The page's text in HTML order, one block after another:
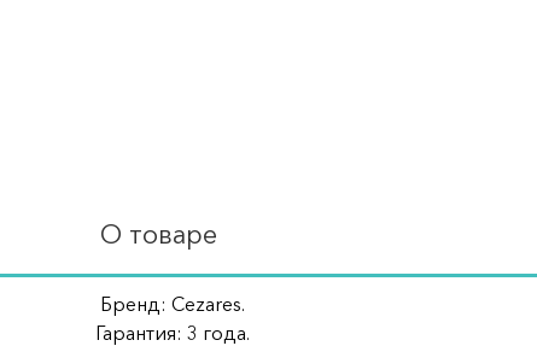
О товаре
Бренд: Cezares.
Гарантия: 3 года.